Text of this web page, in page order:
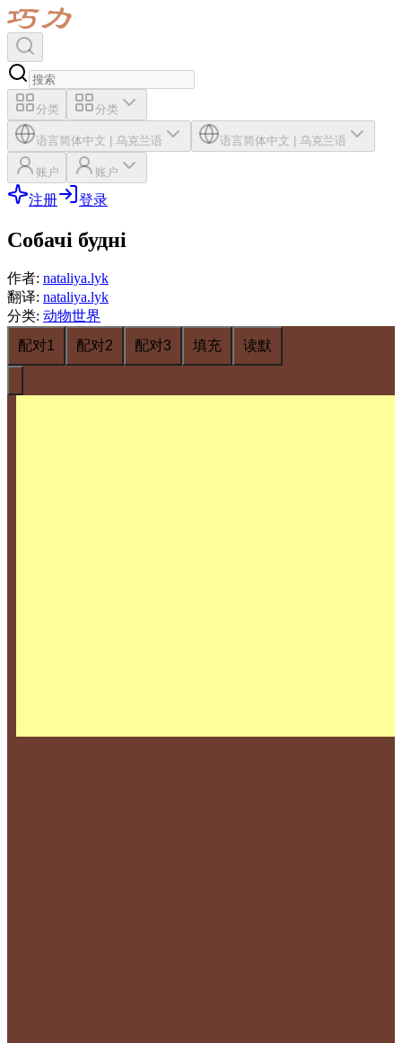
分类 分类
语言简体中文 | 乌克兰语 语言简体中文 | 乌克兰语
账户 账户
注册 登录
Собачі будні
作者: nataliya.lyk
翻译: nataliya.lyk
分类: 动物世界
配对1
配对2 配对3 填充 读默